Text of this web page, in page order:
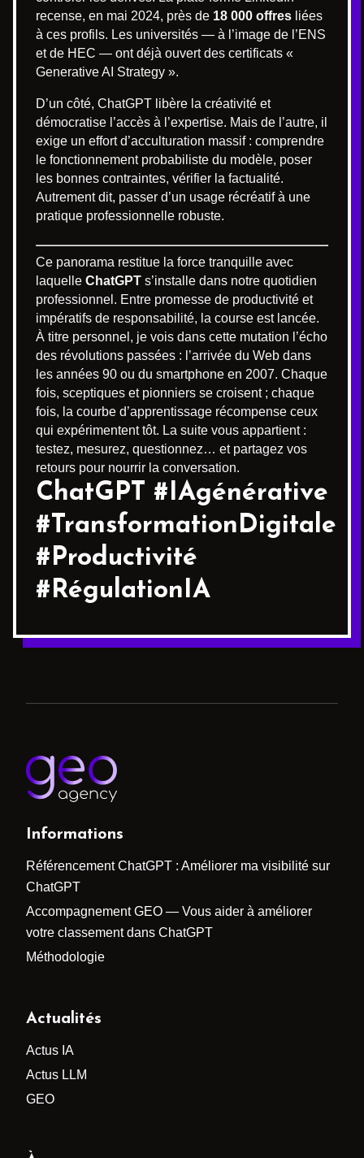
recense, en mai 2024, près de 18 000 offres liées
à ces profils. Les universités — à l’image de l’ENS
et de HEC — ont déjà ouvert des certificats «
Generative AI Strategy ».
D’un côté, ChatGPT libère la créativité et
démocratise l’accès à l’expertise. Mais de l’autre, il
exige un effort d’acculturation massif : comprendre
le fonctionnement probabiliste du modèle, poser
les bonnes contraintes, vérifier la factualité.
Autrement dit, passer d’un usage récréatif à une
pratique professionnelle robuste.
Ce panorama restitue la force tranquille avec
laquelle ChatGPT s’installe dans notre quotidien
professionnel. Entre promesse de productivité et
impératifs de responsabilité, la course est lancée.
À titre personnel, je vois dans cette mutation l’écho
des révolutions passées : l’arrivée du Web dans
les années 90 ou du smartphone en 2007. Chaque
fois, sceptiques et pionniers se croisent ; chaque
fois, la courbe d’apprentissage récompense ceux
qui expérimentent tôt. La suite vous appartient :
testez, mesurez, questionnez… et partagez vos
retours pour nourrir la conversation.
ChatGPT #IAgénérative
#TransformationDigitale
#Productivité
#RégulationIA
Informations
Référencement ChatGPT : Améliorer ma visibilité sur
ChatGPT
Accompagnement GEO — Vous aider à améliorer
votre classement dans ChatGPT
Méthodologie
Actualités
Actus IA
Actus LLM
GEO